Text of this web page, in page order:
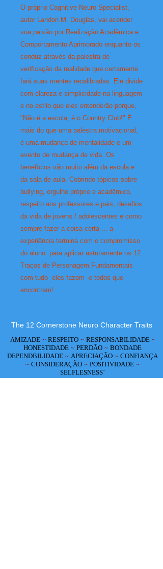
O próprio Cognitive Neuro Specialist,
autor Landon M. Douglas, vai acender
sua paixão por Realização Acadêmica e
Comportamento Aprimorado enquanto os
conduz através da palestra de
verificação da realidade que certamente
fará suas mentes recalibradas. Ele divide
com clareza e simplicidade na linguagem
e no estilo que eles entenderão porque,
"Não é a escola, é o Country Club!" É
mais do que uma palestra motivacional,
é uma mudança de mentalidade e um
evento de mudança de vida. Os
benefícios vão muito além da escola e
da sala de aula. Cobrindo tópicos sobre
bullying, orgulho próprio e acadêmico,
respeito aos professores e pais, desafios
da vida de jovens / adolescentes e como
sempre fazer a coisa certa ... a
experiência termina com o compromisso
do aluno para aplicar astutamente os 12
Traços de Personagem Fundamentais
com tudo eles fazem e todos que
encontram!
AMIZADE ~ RESPEITO ~ RESPONSABILIDADE ~
HONESTIDADE ~ PERDÃO ~ BONDADE
DEPENDBILIDADE ~ APRECIAÇÃO ~ CONFIANÇA
~ CONSIDERAÇÃO ~ POSITIVIDADE ~
SELFLESNESS`
The 12 Cornerstone Neuro Character Traits